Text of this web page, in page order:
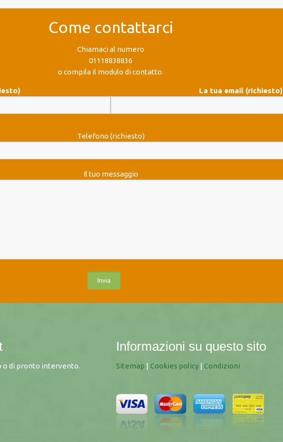
Come contattarci
Chiamaci al numero
01118838836
o compila il modulo di contatto.
La tua email (richiesto)
Telefono (richiesto)
Il tuo messaggio
o di pronto intervento.
Informazioni su questo sito
Sitemap | Cookies policy | Condizioni